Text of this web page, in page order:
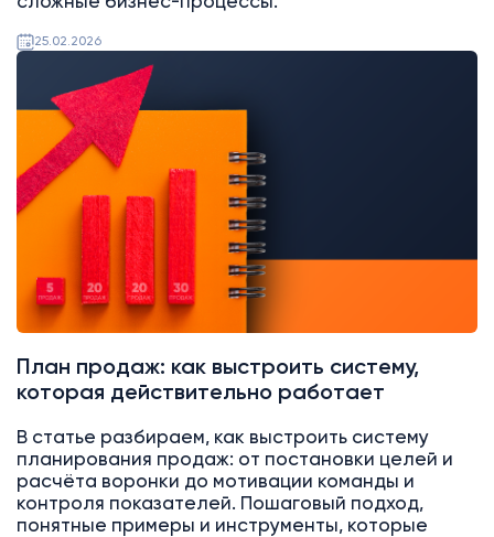
25.02.2026
Битрикс24
План продаж: как выстроить систему,
которая действительно работает
В статье разбираем, как выстроить систему
планирования продаж: от постановки целей и
расчёта воронки до мотивации команды и
контроля показателей. Пошаговый подход,
понятные примеры и инструменты, которые